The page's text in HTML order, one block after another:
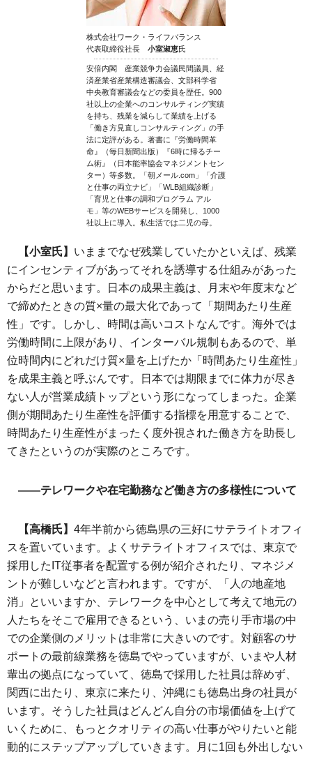
株式会社ワーク・ライフバランス
代表取締役社長 小室淑恵氏
安倍内閣 産業競争力会議民間議員、経
済産業省産業構造審議会、文部科学省
中央教育審議会などの委員を歴任。900
社以上の企業へのコンサルティング実績
を持ち、残業を減らして業績を上げる
「働き方見直しコンサルティング」の手
法に定評がある。著書に『労働時間革
命』（毎日新聞出版）『6時に帰るチー
ム術』（日本能率協会マネジメントセン
ター）等多数。「朝メール.com」「介護
と仕事の両立ナビ」「WLB組織診断」
「育児と仕事の調和プログラム アル
モ」等のWEBサービスを開発し、1000
社以上に導入。私生活では二児の母。
【小室氏】 いままでなぜ残業していたかといえば、残業
にインセンティブがあってそれを誘導する仕組みがあった
からだと思います。日本の成果主義は、月末や年度末など
で締めたときの質×量の最大化であって「期間あたり生産
性」です。しかし、時間は高いコストなんです。海外では
労働時間に上限があり、インターバル規制もあるので、単
位時間内にどれだけ質×量を上げたか「時間あたり生産性」
を成果主義と呼ぶんです。日本では期限までに体力が尽き
ない人が営業成績トップという形になってしまった。企業
側が期間あたり生産性を評価する指標を用意することで、
時間あたり生産性がまったく度外視された働き方を助長し
てきたというのが実際のところです。
――テレワークや在宅勤務など働き方の多様性について
【高橋氏】 4年半前から徳島県の三好にサテライトオフィ
スを置いています。よくサテライトオフィスでは、東京で
採用したIT従事者を配置する例が紹介されたり、マネジメ
ントが難しいなどと言われます。ですが、「人の地産地
消」といいますか、テレワークを中心として考えて地元の
人たちをそこで雇用できるという、いまの売り手市場の中
での企業側のメリットは非常に大きいのです。対顧客のサ
ポートの最前線業務を徳島でやっていますが、いまや人材
輩出の拠点になっていて、徳島で採用した社員は辞めず、
関西に出たり、東京に来たり、沖縄にも徳島出身の社員が
います。そうした社員はどんどん自分の市場価値を上げて
いくために、もっとクオリティの高い仕事がやりたいと能
動的にステップアップしていきます。月に1回も外出しない